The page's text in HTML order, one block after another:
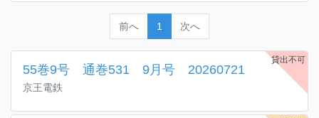
前へ 1 次へ
貸出不可
55巻9号 通巻531 9月号 20260721
京王電鉄